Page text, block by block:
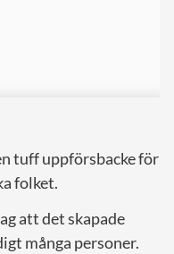
tuff uppförsbacke för
folket.
att det skapade
många personer.